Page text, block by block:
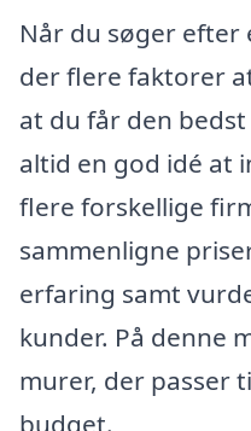
Når du søger efter
der flere faktorer
at du får den
altid en god idé at
flere forskellige
sammenligne
erfaring samt
kunder. På denne
murer, der passer
budget.